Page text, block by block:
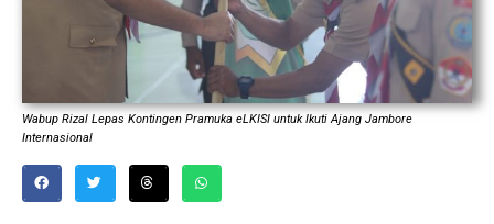
Wabup Rizal Lepas Kontingen Pramuka eLKISI untuk Ikuti Ajang Jambore
Internasional